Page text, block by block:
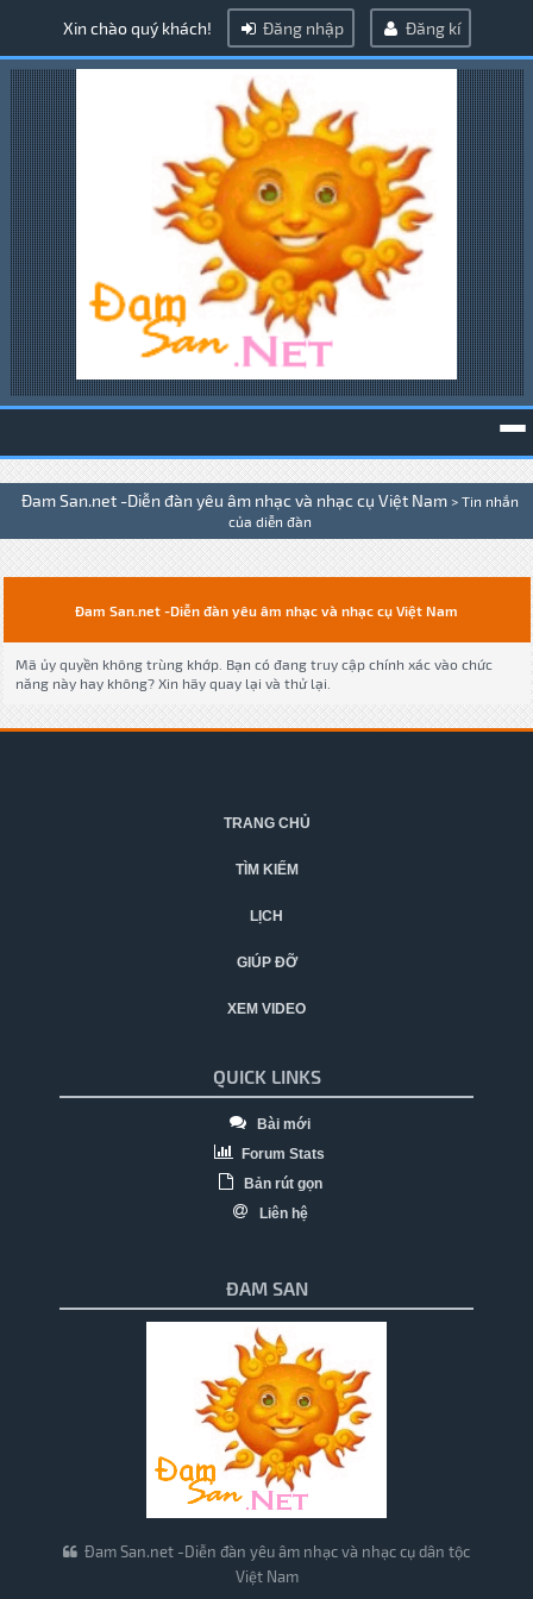
Xin chào quý khách! Đăng nhập Đăng kí
Đam San.net -Diễn đàn yêu âm nhạc và nhạc cụ Việt Nam > Tin nhắn
của diễn đàn
Đam San.net -Diễn đàn yêu âm nhạc và nhạc cụ Việt Nam
Mã ủy quyền không trùng khớp. Bạn có đang truy cập chính xác vào chức
năng này hay không? Xin hãy quay lại và thử lại.
TRANG CHỦ
TÌM KIẾM
LỊCH
GIÚP ĐỠ
XEM VIDEO
QUICK LINKS
Bài mới
Forum Stats
Bản rút gọn
Liên hệ
ĐAM SAN
Đam San.net -Diễn đàn yêu âm nhạc và nhạc cụ dân tộc
Việt Nam